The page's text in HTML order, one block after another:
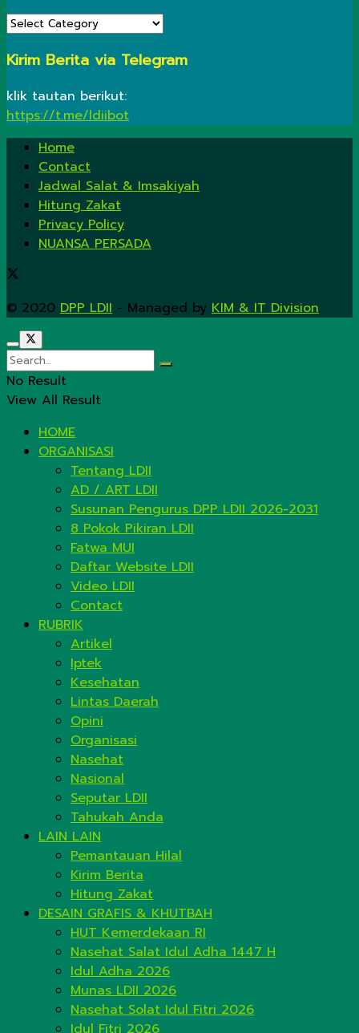
KATEGORI
Kirim Berita via Telegram
klik tautan berikut:
https://t.me/ldiibot
Home
Contact
Jadwal Salat & Imsakiyah
Hitung Zakat
Privacy Policy
NUANSA PERSADA
© 2020 DPP LDII - Managed by KIM & IT Division.
No Result
View All Result
HOME
ORGANISASI
Tentang LDII
AD / ART LDII
Susunan Pengurus DPP LDII 2026-2031
8 Pokok Pikiran LDII
Fatwa MUI
Daftar Website LDII
Video LDII
Contact
RUBRIK
Artikel
Iptek
Kesehatan
Lintas Daerah
Opini
Organisasi
Nasehat
Nasional
Seputar LDII
Tahukah Anda
LAIN LAIN
Pemantauan Hilal
Kirim Berita
Hitung Zakat
DESAIN GRAFIS & KHUTBAH
HUT Kemerdekaan RI
Nasehat Salat Idul Adha 1447 H
Idul Adha 2026
Munas LDII 2026
Nasehat Solat Idul Fitri 2026
Idul Fitri 2026